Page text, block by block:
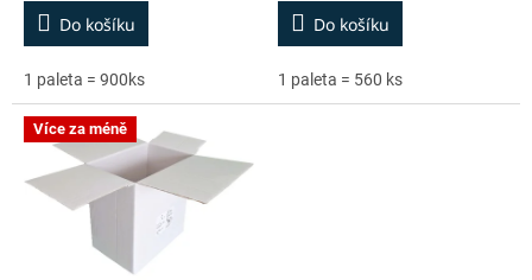
Do košíku
1 paleta = 900ks
Do košíku
1 paleta = 560 ks
Více za méně